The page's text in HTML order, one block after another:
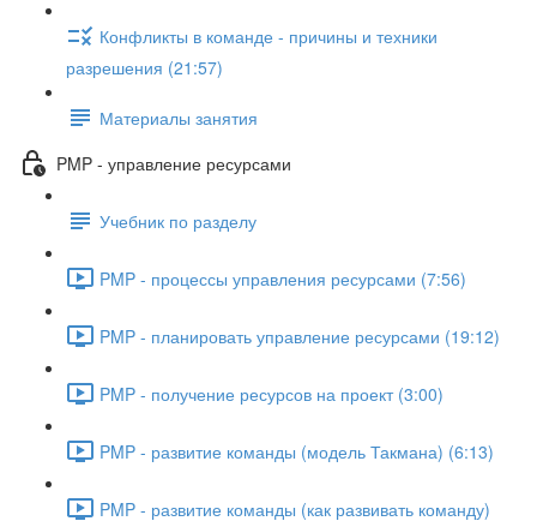
Конфликты в команде - причины и техники
разрешения (21:57)
Материалы занятия
PMP - управление ресурсами
Учебник по разделу
PMP - процессы управления ресурсами (7:56)
PMP - планировать управление ресурсами (19:12)
PMP - получение ресурсов на проект (3:00)
PMP - развитие команды (модель Такмана) (6:13)
PMP - развитие команды (как развивать команду)